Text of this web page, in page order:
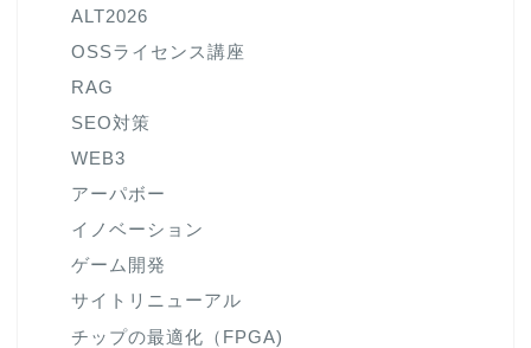
ALT2026
OSSライセンス講座
RAG
SEO対策
WEB3
アーパボー
イノベーション
ゲーム開発
サイトリニューアル
チップの最適化（FPGA)